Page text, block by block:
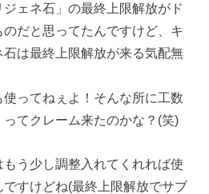
ェネ石」の最終上限解放がド
だと思ってたんですけど、キ
石は最終上限解放が来る気配無
使ってねぇよ！そんな所に工数
てクレーム来たのかな？(笑)
う少し調整入れてくれれば使
すけどね(最終上限解放でサブ